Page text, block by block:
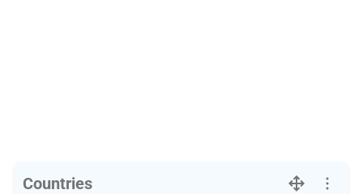
Countries